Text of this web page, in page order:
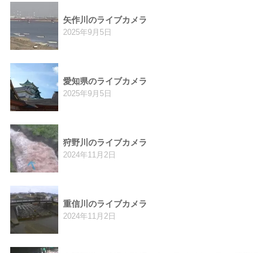
矢作川のライブカメラ
2025年9月5日
愛知県のライブカメラ
2025年9月5日
狩野川のライブカメラ
2024年11月2日
重信川のライブカメラ
2024年11月2日